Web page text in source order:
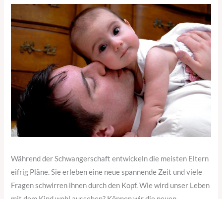
Während der Schwangerschaft entwickeln die meisten Eltern
eifrig Pläne. Sie erleben eine neue spannende Zeit und viele
Fragen schwirren ihnen durch den Kopf. Wie wird unser Leben